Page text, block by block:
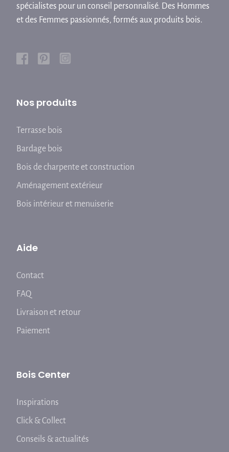
spécialistes pour un conseil personnalisé. Des Hommes
et des Femmes passionnés, formés aux produits bois.
Nos produits
Terrasse bois
Bardage bois
Bois de charpente et construction
Aménagement extérieur
Bois intérieur et menuiserie
Aide
Contact
FAQ
Livraison et retour
Paiement
Bois Center
Inspirations
Click & Collect
Conseils & actualités